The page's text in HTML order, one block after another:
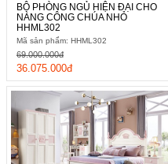
BỘ PHÒNG NGỦ HIỆN ĐẠI CHO
NÀNG CÔNG CHÚA NHỎ
HHML302
Mã sản phẩm: HHML302
36.075.000đ
69.000.000đ